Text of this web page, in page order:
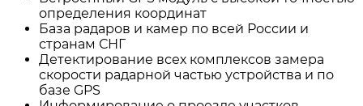
определения координат
База радаров и камер по всей России и
странам СНГ
Детектирование всех комплексов замера
скорости радарной частью устройства и по
базе GPS